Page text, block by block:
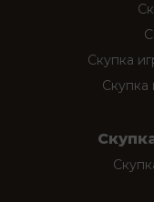
Скупка
Скупка